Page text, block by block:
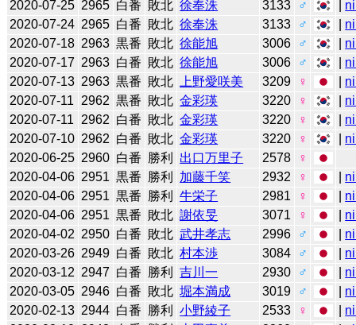
2020-07-25 2965 白番 敗北 徐奉洙 3133 ♂
2020-07-24 2965 白番 敗北 徐奉洙 3133 ♂
2020-07-18 2963 黒番 敗北 徐能旭 3006 ♂
2020-07-17 2963 白番 敗北 徐能旭 3006 ♂
2020-07-13 2963 黒番 敗北 上野愛咲美 3209 ♀
2020-07-11
2962 黒番 敗北 金彩瑛 3220 ♀
2020-07-11
2962 白番 敗北 金彩瑛 3220 ♀
2020-07-10 2962 白番 敗北 金彩瑛 3220 ♀
2020-06-25 2960 白番 勝利 出口万里子 2578
♀
2020-04-06 2951 黒番 勝利 加藤千笑 2932 ♀
2020-04-06 2951 黒番 勝利 牛栄子 2981 ♀
2020-04-06 2951 黒番 敗北 謝依旻 3071 ♀
2020-04-02 2950 白番 敗北 武井孝志 2996 ♂
2020-03-26 2949 白番 敗北 村本渉 3084 ♂
2020-03-12 2947 白番 勝利 吉川一 2930 ♂
2020-03-05 2946 白番 敗北 堀本満成 3019 ♂
2020-02-13 2944 白番 勝利 小野綾子 2533 ♀